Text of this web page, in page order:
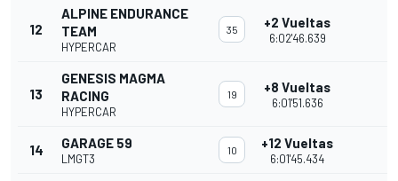
12
ALPINE ENDURANCE
TEAM
HYPERCAR
35 +2 Vueltas
6:02'46.639
13
GENESIS MAGMA
RACING
HYPERCAR
19 +8 Vueltas
6:01'51.636
14 GARAGE 59
LMGT3
10 +12 Vueltas
6:01'45.434